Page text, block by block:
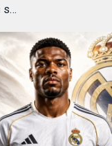
s…